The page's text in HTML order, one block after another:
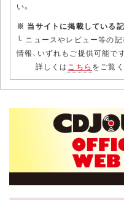
い。
※ 当サイトに掲載している
└ ニュースやレビュー等の記
情報、いずれもご提供可能です
詳しくはこちら をご覧